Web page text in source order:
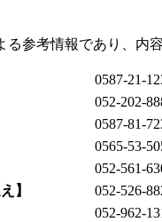
参考情報であり、内
0587-21-
052-202-
0587-81-
0565-53-
052-561-
】
052-526-
052-962-